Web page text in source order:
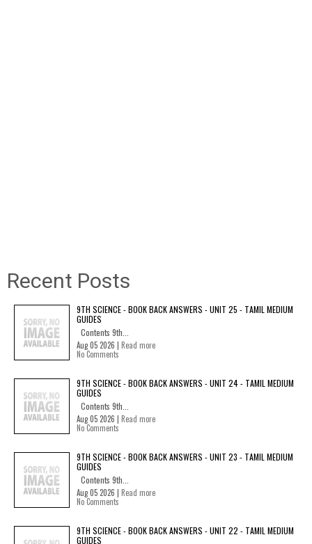
Recent Posts
9TH SCIENCE - BOOK BACK ANSWERS - UNIT 25 - TAMIL MEDIUM
GUIDES
Contents 9th...
Aug 05 2026 | Read more
No Comments
9TH SCIENCE - BOOK BACK ANSWERS - UNIT 24 - TAMIL MEDIUM
GUIDES
Contents 9th...
Aug 05 2026 | Read more
No Comments
9TH SCIENCE - BOOK BACK ANSWERS - UNIT 23 - TAMIL MEDIUM
GUIDES
Contents 9th...
Aug 05 2026 | Read more
No Comments
9TH SCIENCE - BOOK BACK ANSWERS - UNIT 22 - TAMIL MEDIUM
GUIDES